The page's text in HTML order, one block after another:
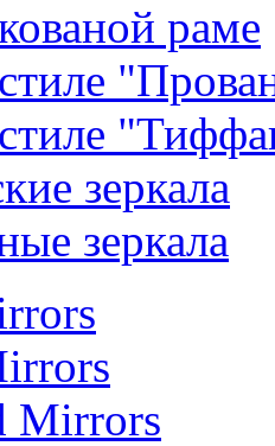
раме
зеркала
зеркала
Mirrors